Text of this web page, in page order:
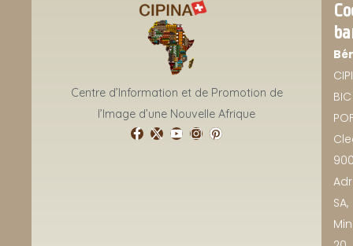
Centre d’Information et de Promotion de
l’Image d’une Nouvelle Afrique
SA,